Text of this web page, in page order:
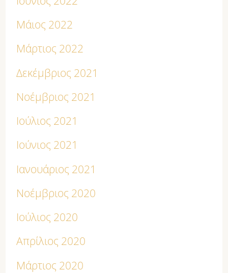
Μάιος 2022
Μάρτιος 2022
Δεκέμβριος 2021
Νοέμβριος 2021
Ιούλιος 2021
Ιούνιος 2021
Ιανουάριος 2021
Νοέμβριος 2020
Ιούλιος 2020
Απρίλιος 2020
Μάρτιος 2020